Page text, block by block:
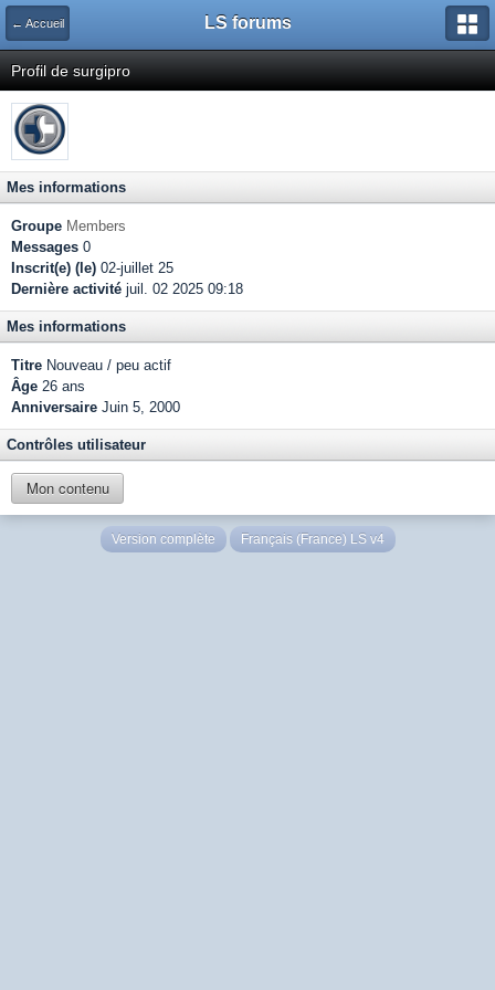
← Accueil LS forums
Profil de surgipro
Mes informations
Groupe Members
Messages 0
Inscrit(e) (le) 02-juillet 25
Dernière activité juil. 02 2025 09:18
Mes informations
Titre Nouveau / peu actif
Âge 26 ans
Anniversaire Juin 5, 2000
Contrôles utilisateur
Mon contenu
Version complète Français (France) LS v4